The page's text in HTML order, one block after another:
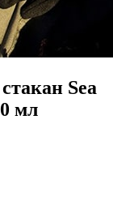
Sea
мл